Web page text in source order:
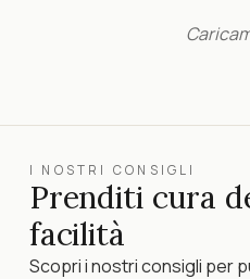
I NOSTRI CONSIGLI
Prenditi cura
facilità
Scopri i nostri consigli per